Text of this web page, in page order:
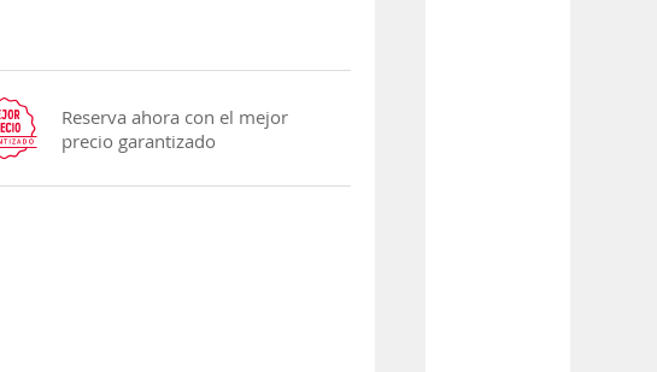
Reserva ahora con el mejor
precio garantizado